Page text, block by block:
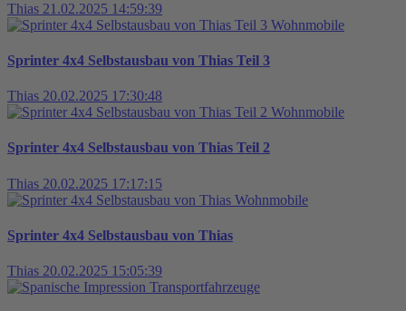
Thias 21.02.2025 14:59:39
Wohnmobile
Sprinter 4x4 Selbstausbau von Thias Teil 3
Thias 20.02.2025 17:30:48
Wohnmobile
Sprinter 4x4 Selbstausbau von Thias Teil 2
Thias 20.02.2025 17:17:15
Wohnmobile
Sprinter 4x4 Selbstausbau von Thias
Thias 20.02.2025 15:05:39
Transportfahrzeuge